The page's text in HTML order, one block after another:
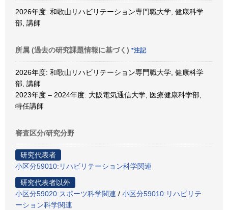
2026年度: 和歌山リハビリテーション専門職大学, 健康科学
部, 講師
所属 (過去の研究課題情報に基づく) *注記
2026年度: 和歌山リハビリテーション専門職大学, 健康科学
部, 講師
2023年度 – 2024年度: 大阪電気通信大学, 医療健康科学部,
特任講師
審査区分/研究分野
研究代表者
小区分59010:リハビリテーション科学関連
研究代表者以外
小区分59020:スポーツ科学関連 / 小区分59010:リハビリテ
ーション科学関連